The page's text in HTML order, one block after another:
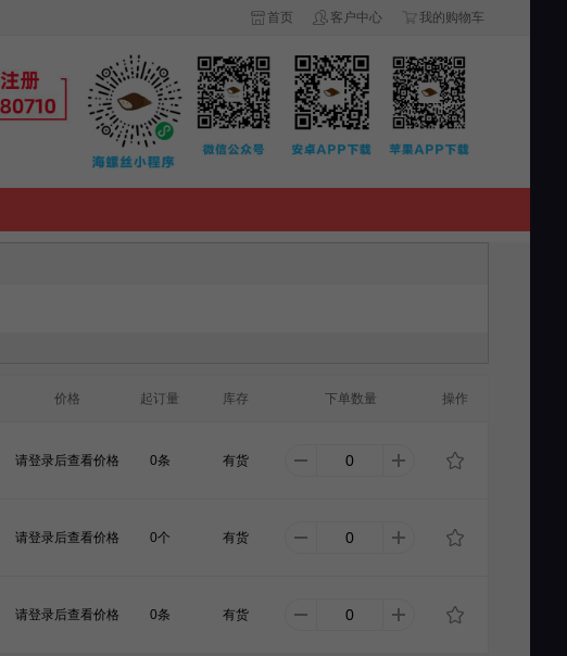
首页 客户中心 我的购物车
价格 起订量 库存 下单数量 操作
请登录后查看价格 0条 有货
请登录后查看价格 0个 有货
请登录后查看价格 0条 有货